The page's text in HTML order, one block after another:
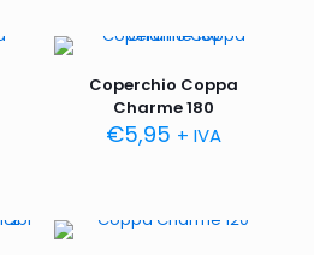
Coperchio Coppa
Charme 180
€5,95 + IVA